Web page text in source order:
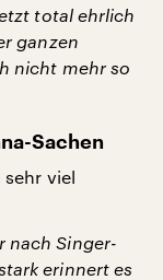
total ehrlich
ganzen
nicht mehr so
Sachen
viel
nach Singer-
erinnert es